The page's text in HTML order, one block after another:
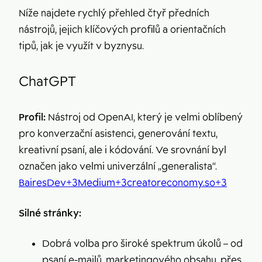
Níže najdete rychlý přehled čtyř předních
nástrojů, jejich klíčových profilů a orientačních
tipů, jak je využít v byznysu.
ChatGPT
Profil: Nástroj od OpenAI, který je velmi oblíbený
pro konverzační asistenci, generování textu,
kreativní psaní, ale i kódování. Ve srovnání byl
označen jako velmi univerzální „generalista“.
BairesDev+3Medium+3creatoreconomy.so+3
Silné stránky:
Dobrá volba pro široké spektrum úkolů – od